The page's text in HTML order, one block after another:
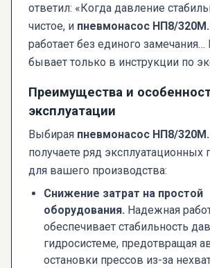
ответил: «Когда давление
чистое, и пневмонасос НП8/
работает без единого замечания…
бывает только в инструкции по
Преимущества и
эксплуатации
Выбирая пневмонасос НП8/
получаете ряд эксплуатационных
для вашего производства:
Снижение затрат на простой
оборудования. Надежная
обеспечивает стабильность
гидросистеме, предотвращая
остановки прессов из-за